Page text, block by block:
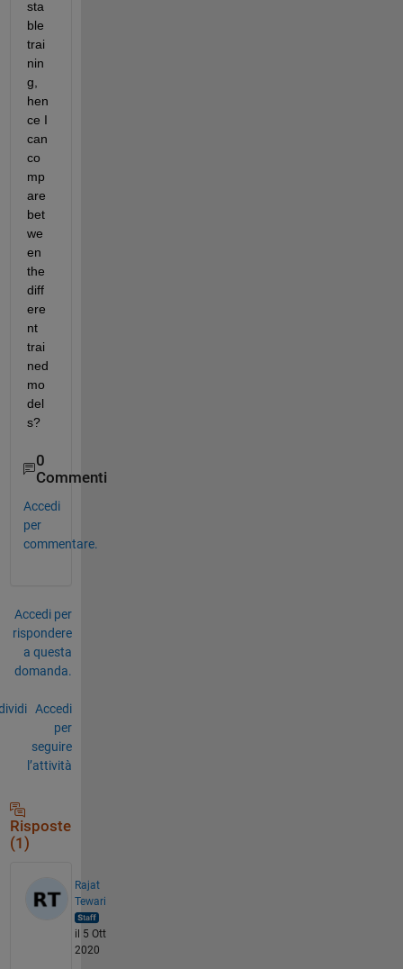
sta
ble
trai
nin
g,
hen
ce I
can
co
mp
are
bet
we
en
the
diff
ere
nt
trai
ned
mo
del
s?
0
Commenti
Accedi
per
commentare.
Accedi per
rispondere
a questa
domanda.
Accedi
per
seguire
l’attività
Risposte
(1)
Rajat
Tewari
il 5 Ott
2020